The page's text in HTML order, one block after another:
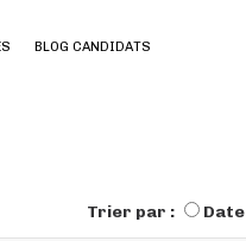
BLOG CANDIDATS
Trier par : Date